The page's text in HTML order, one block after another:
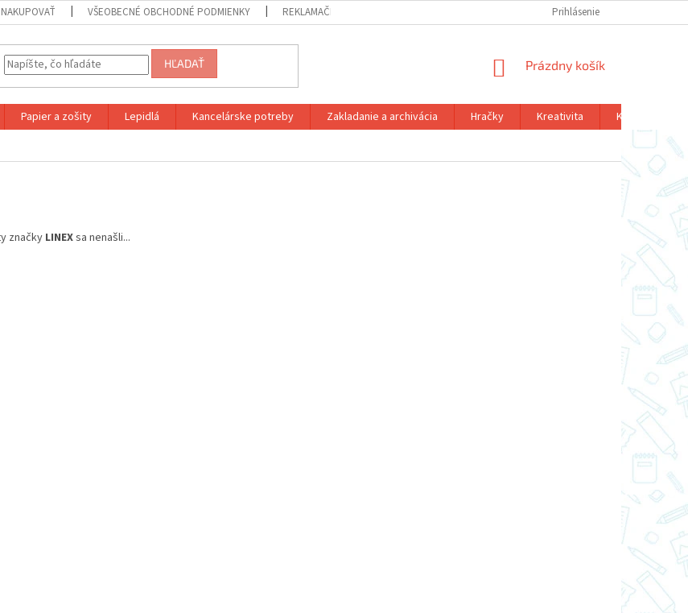
VŠEOBECNÉ OBCHODNÉ PODMIENKY REKLAMAČNÝ PORIADOK FORMULÁR ODSTÚPENIA OD
Prihlásenie
HĽADAŤ
NÁKUPNÝ
Prázdny košík
Papier a zošity Lepidlá Kancelárske potreby Zakladanie a archivácia Hračky Kreativita
Kalendár - diár
značkyLINEXsa nenašli...